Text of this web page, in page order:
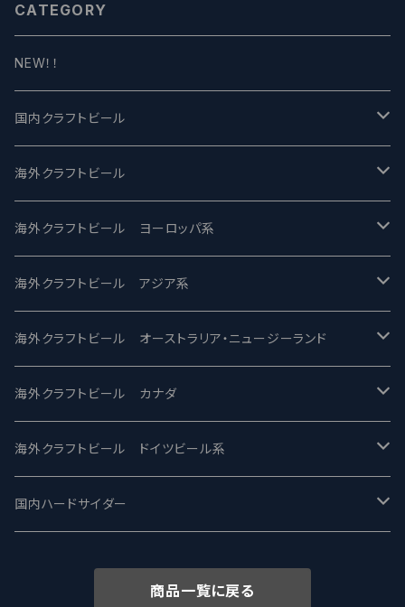
CATEGORY
NEW！！
国内クラフトビール
UCHU BREWING -うちゅうブルーイング
バテレ -VERTERE
2nd Story Ale Works -セカンドストーリー
ビアへるん - Beer Hearn
忽布古丹醸造 - HOP KOTAN
ワイマーケットブルーイング Y.Market Brewing
志賀高原ビール - SIGAKOGEN
海外クラフトビール
Modern Times モダンタイムズ
Maui マウイ
Toppling Goliath トップリンゴライアス
Fair State フェアステイト
Lagunitas ラグニタス
FirestoneWalker ファイアストーン
海外クラフトビール ヨーロッパ系
UnBarred -アンバード
SAIREN /サイレン
ワイルドチャイルド - Wilde Child
BrewDog Brewery - ブリュードッグ
The Flying Inn / ザ フライイング イン
海外クラフトビール アジア系
gweilo-鬼佬 グウァイロ
Heart Of Darkness - ハートオブダークネス
Carbon brews -カーボン
TAIHU - タイフー
海外クラフトビール オーストラリア・ニュージーランド
ROCKY RIDGE - ロッキーリッジ
BODRIGGY BREWING ボッドリッジー
CO-CONSPIRATORS コ・コンスピレーターズ
海外クラフトビール カナダ
Jackie O's ジャッキーオーズ
Westbrook ウェストブルック
海外クラフトビール ドイツビール系
Karmeliten カーメリテン
国内ハードサイダー
商品一覧に戻る